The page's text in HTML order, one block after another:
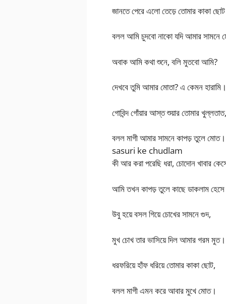
জানতে পেরে এলো তেড়ে তোমার কাকা ছোট
বলল আমি চুদবো নাকো যদি আমার সামনে
অবাক আমি কথা শুনে, বলি মুতবো আমি?
দেখবে তুমি আমার মোতা? এ কেমন হারামি।
গোবিন্দ গোঁয়ার আস্ত শুয়ার তোমার খুল্লতাত,
বলল মাগী আমার সামনে কাপড় তুলে মোত।
sasuri ke chudlam
কী আর করা পরেছি ধরা, চোদোন খাবার
আমি তখন কাপড় তুলে কাছে ডাকলাম
উবু হয়ে বসল গিয়ে চোখের সামনে গুদ,
মুখ চোখ তার ভাসিয়ে দিল আমার গরম মুত।
ধরফরিয়ে হাঁফ ধরিয়ে তোমার কাকা ছোট,
বলল মাগী এমন করে আবার মুখে মোত।